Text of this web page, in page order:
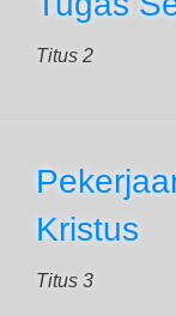
Titus 2
Kristus
Titus 3